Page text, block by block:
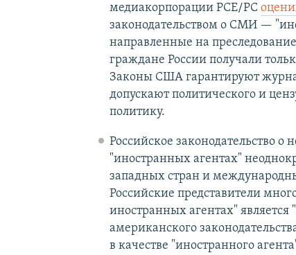
медиакорпорации РСЕ/РС
законодательством о СМИ —
направленные на
граждане России получали
Законы США гарантируют
допускают политического и
политику.
Российское законодательство
"иностранных агентах"
западных стран и
Российские представители
иностранных агентах"
американского
в качестве "иностранного